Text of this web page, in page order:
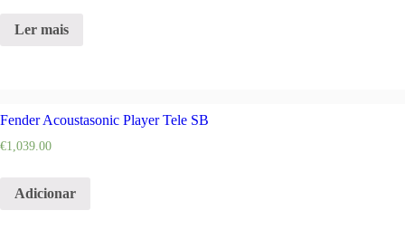
Ler mais
Fender Acoustasonic Player Tele SB
€1,039.00
Adicionar